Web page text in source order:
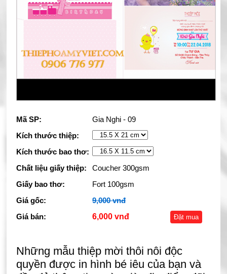
Mã SP:
Gia Nghi - 09
Kích thước thiệp:
Kích thước bao thơ:
Chất liệu giấy thiệp:
Coucher 300gsm
Giấy bao thơ:
Fort 100gsm
Giá gốc:
9,000 vnđ
Giá bán:
6,000 vnđ Đặt mua
Những mẫu thiệp mời thôi nôi độc
quyền được in hình bé iêu của bạn và